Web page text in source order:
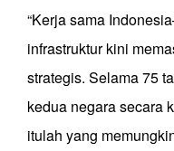
“Kerja sama
infrastruktur kini
strategis. Selama 75
kedua negara secara
itulah yang